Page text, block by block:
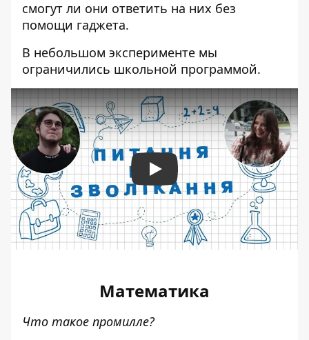
смогут ли они ответить на них без
помощи гаджета.
В небольшом эксперименте мы
ограничились школьной программой.
Play
Математика
Что такое промилле?